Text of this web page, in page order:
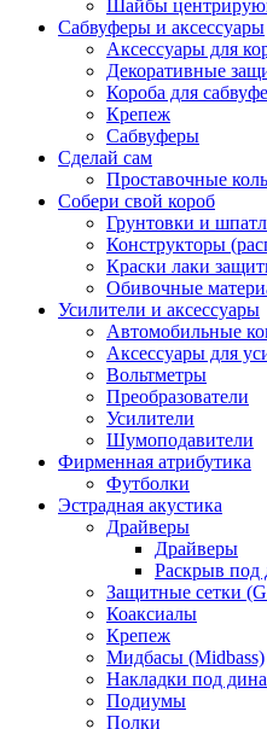
Шайбы
Сабвуферы и аксессуары
Аксессуары для
Декоративные
Короба для
Крепеж
Сабвуферы
Сделай сам
Проставочные
Собери свой короб
Грунтовки и
Конструкторы
Краски лаки
Обивочные
Усилители и аксессуары
Автомобильные
Аксессуары для
Вольтметры
Преобразователи
Усилители
Шумоподавители
Фирменная атрибутика
Футболки
Эстрадная акустика
Драйверы
Драйверы
Раскрыв под
Защитные сетки
Коаксиалы
Крепеж
Мидбасы (Midbass)
Накладки под
Подиумы
Полки